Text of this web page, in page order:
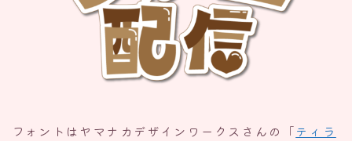
フォントはヤマナカデザインワークスさんの「ティラ